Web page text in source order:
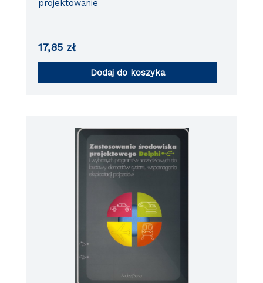
projektowanie
17,85 zł
Dodaj do koszyka